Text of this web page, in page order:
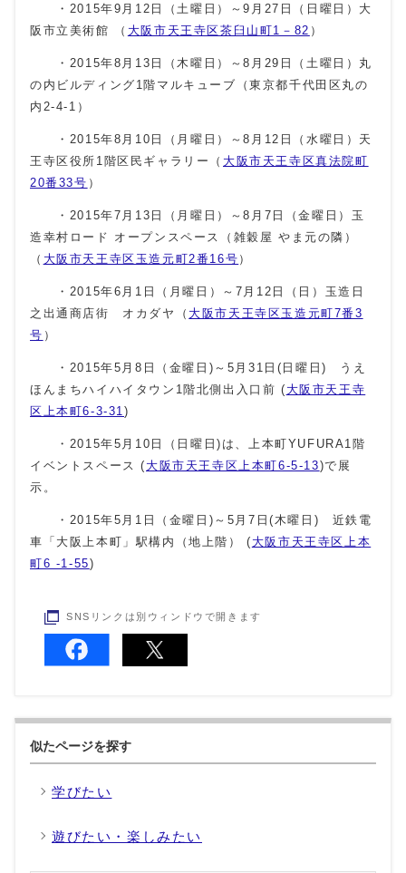
・2015年9月12日（土曜日）～9月27日（日曜日）大
阪市立美術館 （ 大阪市天王寺区茶臼山町1－82 ）
・2015年8月13日（木曜日）～8月29日（土曜日）丸
の内ビルディング1階マルキューブ（東京都千代田区丸の
内2-4-1）
・2015年8月10日（月曜日）～8月12日（水曜日）天
王寺区役所1階区民ギャラリー（ 大阪市天王寺区真法院町
20番33号 ）
・2015年7月13日（月曜日）～8月7日（金曜日）玉
造幸村ロード オープンスペース（雑穀屋 やま元の隣）
（ 大阪市天王寺区玉造元町2番16号 ）
・2015年6月1日（月曜日）～7月12日（日）玉造日
之出通商店街 オカダヤ（ 大阪市天王寺区玉造元町7番3
号 ）
・2015年5月8日（金曜日)～5月31日(日曜日) うえ
ほんまちハイハイタウン1階北側出入口前 ( 大阪市天王寺
区上本町6-3-31 )
・2015年5月10日（日曜日)は、上本町YUFURA1階
イベントスペース ( 大阪市天王寺区上本町6-5-13)で展
示。
・2015年5月1日（金曜日)～5月7日(木曜日) 近鉄電
車「大阪上本町」駅構内（地上階） ( 大阪市天王寺区上本
町6 -1-55)
SNSリンクは別ウィンドウで開きます
似たページを探す
学びたい
遊びたい・楽しみたい